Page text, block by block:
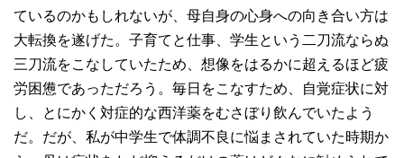
ているのかもしれないが、母自身の心身への向き合い方は
大転換を遂げた。子育てと仕事、学生という二刀流ならぬ
三刀流をこなしていたため、想像をはるかに超えるほど疲
労困憊であっただろう。毎日をこなすため、自覚症状に対
し、とにかく対症的な西洋薬をむさぼり飲んでいたよう
だ。だが、私が中学生で体調不良に悩まされていた時期か